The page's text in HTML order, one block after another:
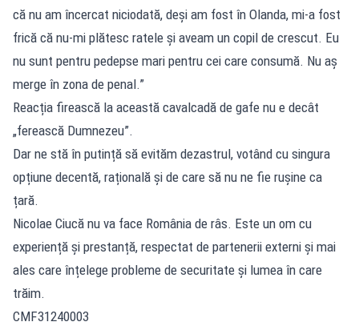
că nu am încercat niciodată, deși am fost în Olanda, mi-a fost
frică că nu-mi plătesc ratele și aveam un copil de crescut. Eu
nu sunt pentru pedepse mari pentru cei care consumă. Nu aș
merge în zona de penal.”
Reacția firească la această cavalcadă de gafe nu e decât
„ferească Dumnezeu”.
Dar ne stă în putință să evităm dezastrul, votând cu singura
opțiune decentă, rațională și de care să nu ne fie rușine ca
țară.
Nicolae Ciucă nu va face România de râs. Este un om cu
experiență și prestanță, respectat de partenerii externi și mai
ales care înțelege probleme de securitate și lumea în care
trăim.
CMF31240003